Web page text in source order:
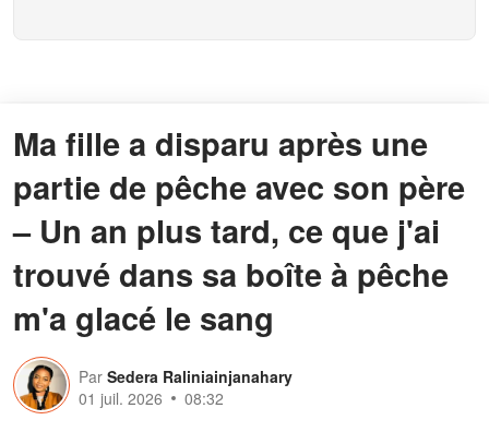
Ma fille a disparu après une
partie de pêche avec son père
– Un an plus tard, ce que j'ai
trouvé dans sa boîte à pêche
m'a glacé le sang
Par Sedera Raliniainjanahary
01 juil. 2026
08:32